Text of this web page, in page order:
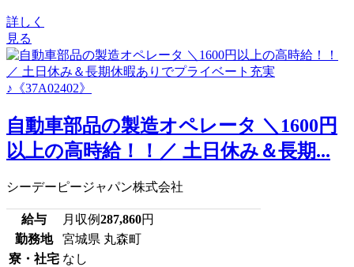
詳しく
見る
自動車部品の製造オペレータ ＼1600円
以上の高時給！！／ 土日休み＆長期...
シーデーピージャパン株式会社
給与 月収例287,860円
勤務地
宮城県 丸森町
寮・社宅 なし